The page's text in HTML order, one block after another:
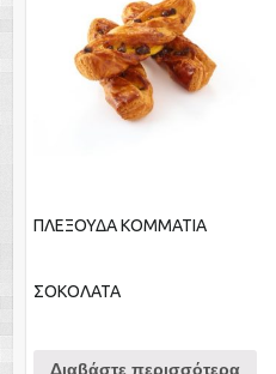
ΠΛΕΞΟΥΔΑ ΚΟΜΜΑΤΙΑ
ΣΟΚΟΛΑΤΑ
Διαβάστε περισσότερα